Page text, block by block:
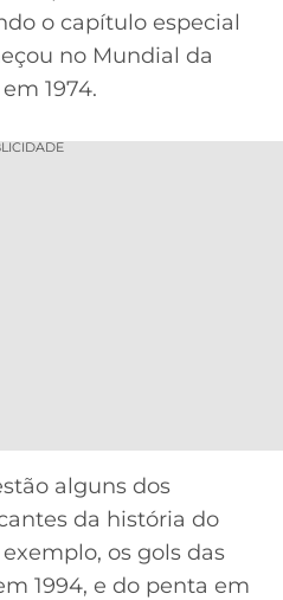
o capítulo especial
no Mundial da
1974.
alguns dos
da história do
os gols das
1994, e do penta em